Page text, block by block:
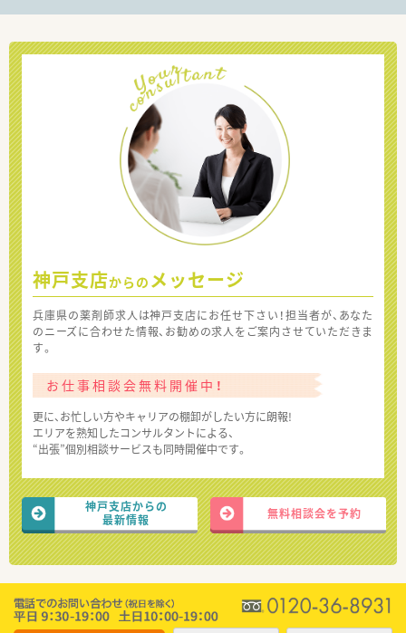
神戸支店からの メッセージ
兵庫県の薬剤師求人は神戸支店にお任せ下さい！担当者が、あなた
のニーズに合わせた情報、お勧めの求人をご案内させていただきま
す。
お仕事相談会無料開催中！
更に、お忙しい方やキャリアの棚卸がしたい方に朗報!
エリアを熟知したコンサルタントによる、
“出張”個別相談サービスも同時開催中です。
神戸支店からの
最新情報
無料相談会を予約